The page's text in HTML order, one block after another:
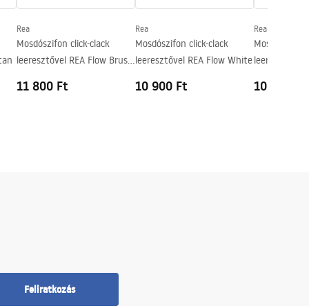
Rea
Mosdószifon click-clack
leeresztővel REA Flow Brush
11 800 Ft
Rea
Mosdószifon click-clack
leeresztővel REA Flow White
10 900 Ft
Rea
Mosdószifon
leeresztővel
10 800 Ft
Feliratkozás